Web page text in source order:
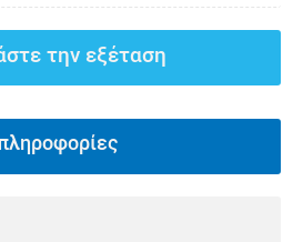
την εξέταση